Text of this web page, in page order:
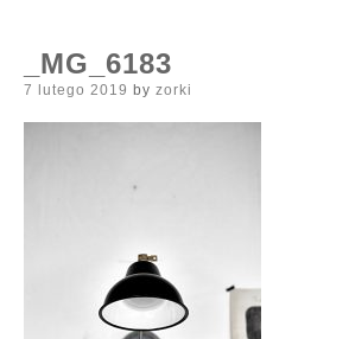
_MG_6183
Posted
7 lutego 2019 by zorki